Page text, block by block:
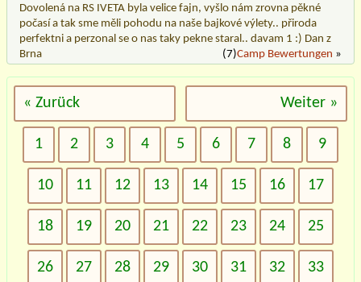
Dovolená na RS IVETA byla velice fajn, vyšlo nám zrovna pěkné
počasí a tak sme měli pohodu na naše bajkové výlety.. přiroda
perfektni a perzonal se o nas taky pekne staral.. davam 1 :) Dan z
Brna
(7)Camp Bewertungen »
« Zurück Weiter »
1 2 3 4 5 6 7 8 9
10 11 12 13 14 15 16 17
18 19 20 21 22 23 24 25
26 27 28 29 30 31 32 33